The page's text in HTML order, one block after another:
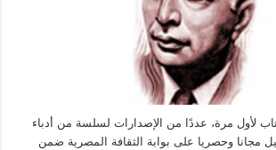
لأول مرة، عددًا من الإصدارات لسلسة من أدباء
مجانا وحصريا على بوابة الثقافة المصرية ضمن